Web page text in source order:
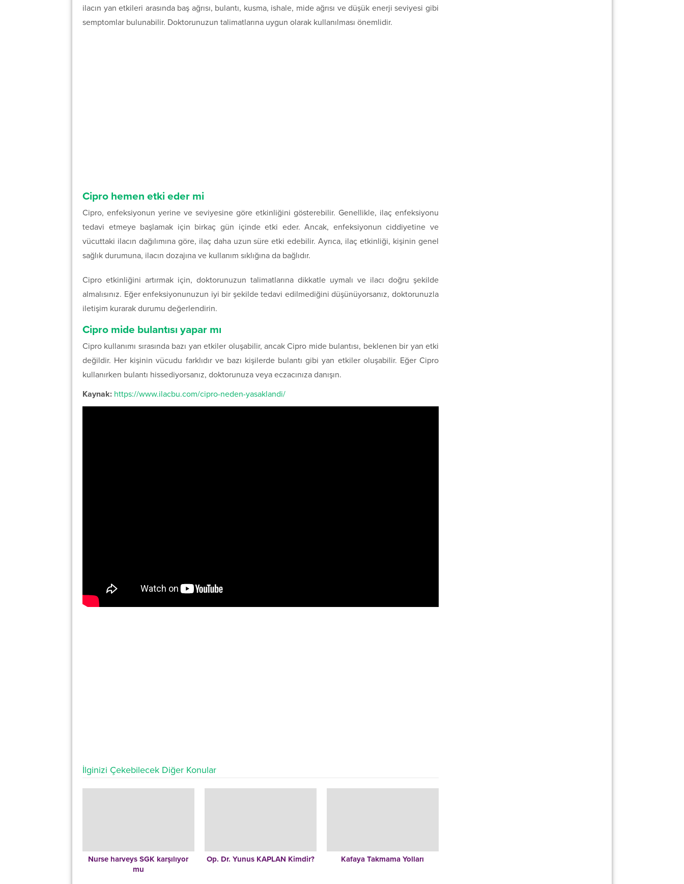
ilacın yan etkileri arasında baş ağrısı, bulantı, kusma, ishale, mide ağrısı ve düşük enerji seviyesi gibi
semptomlar bulunabilir. Doktorunuzun talimatlarına uygun olarak kullanılması önemlidir.
Cipro hemen etki eder mi
Cipro, enfeksiyonun yerine ve seviyesine göre etkinliğini gösterebilir. Genellikle, ilaç enfeksiyonu
tedavi etmeye başlamak için birkaç gün içinde etki eder. Ancak, enfeksiyonun ciddiyetine ve
vücuttaki ilacın dağılımına göre, ilaç daha uzun süre etki edebilir. Ayrıca, ilaç etkinliği, kişinin genel
sağlık durumuna, ilacın dozajına ve kullanım sıklığına da bağlıdır.
Cipro etkinliğini artırmak için, doktorunuzun talimatlarına dikkatle uymalı ve ilacı doğru şekilde
almalısınız. Eğer enfeksiyonunuzun iyi bir şekilde tedavi edilmediğini düşünüyorsanız, doktorunuzla
iletişim kurarak durumu değerlendirin.
Cipro mide bulantısı yapar mı
Cipro kullanımı sırasında bazı yan etkiler oluşabilir, ancak Cipro mide bulantısı, beklenen bir yan etki
değildir. Her kişinin vücudu farklıdır ve bazı kişilerde bulantı gibi yan etkiler oluşabilir. Eğer Cipro
kullanırken bulantı hissediyorsanız, doktorunuza veya eczacınıza danışın.
Kaynak: https://www.ilacbu.com/cipro-neden-yasaklandi/
İlginizi Çekebilecek Diğer Konular
Nurse harveys SGK karşılıyor
mu
Op. Dr. Yunus KAPLAN Kimdir? Kafaya Takmama Yolları